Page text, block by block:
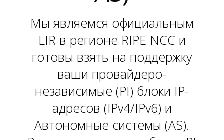
L
Мы являемся официальным
LIR в регионе RIPE NCC и
готовы взять на поддержку
ваши провайдеро-
независимые (PI) блоки IP-
адресов (IPv4/IPv6) и
Автономные системы (AS).